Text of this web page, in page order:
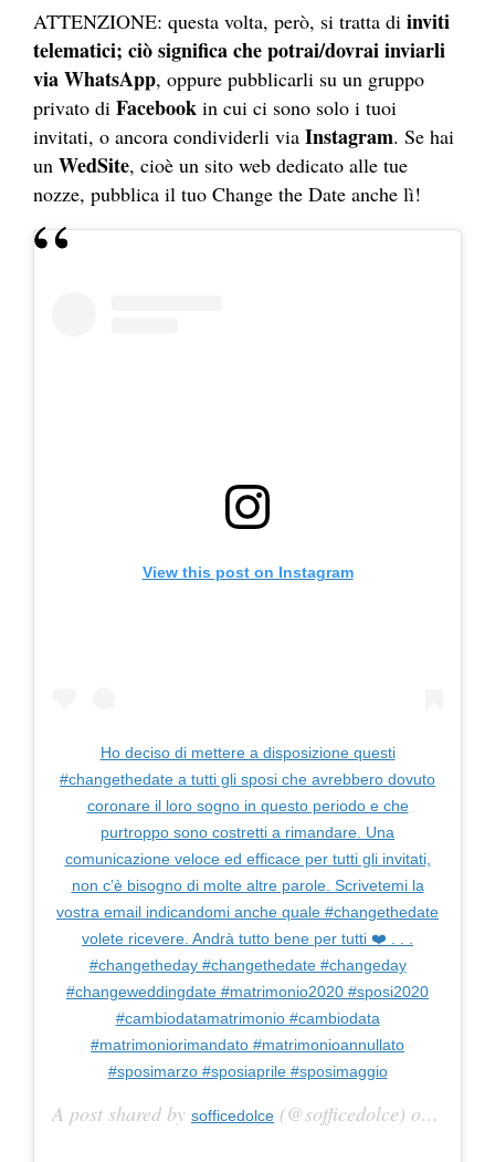
ATTENZIONE: questa volta, però, si tratta di inviti
telematici; ciò significa che potrai/dovrai inviarli
via WhatsApp, oppure pubblicarli su un gruppo
privato di Facebook in cui ci sono solo i tuoi
invitati, o ancora condividerli via Instagram. Se hai
un WedSite, cioè un sito web dedicato alle tue
nozze, pubblica il tuo Change the Date anche lì!
View this post on Instagram
Ho deciso di mettere a disposizione questi
#changethedate a tutti gli sposi che avrebbero dovuto
coronare il loro sogno in questo periodo e che
purtroppo sono costretti a rimandare. Una
comunicazione veloce ed efficace per tutti gli invitati,
non c’è bisogno di molte altre parole. Scrivetemi la
vostra email indicandomi anche quale #changethedate
volete ricevere. Andrà tutto bene per tutti ❤️ . . .
#changetheday #changethedate #changeday
#changeweddingdate #matrimonio2020 #sposi2020
#cambiodatamatrimonio #cambiodata
#matrimoniorimandato #matrimonioannullato
#sposimarzo #sposiaprile #sposimaggio
A post shared by sofficedolce (@sofficedolce) on